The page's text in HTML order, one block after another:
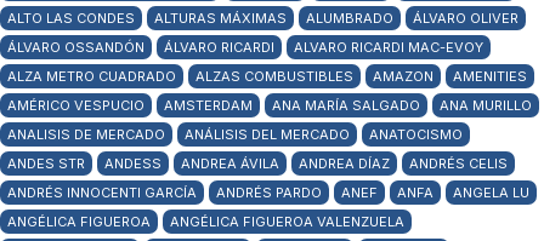
ALTO LAS CONDES
ALTURAS MÁXIMAS ALUMBRADO
ÁLVARO OLIVER
ÁLVARO OSSANDÓN
ÁLVARO RICARDI
ALVARO RICARDI MAC-EVOY
ALZA METRO CUADRADO
ALZAS COMBUSTIBLES AMAZON
AMENITIES
AMÉRICO VESPUCIO
AMSTERDAM ANA MARÍA SALGADO
ANA MURILLO
ANALISIS DE MERCADO
ANÁLISIS DEL MERCADO
ANATOCISMO
ANDES STR
ANDESS ANDREA ÁVILA ANDREA DÍAZ
ANDRÉS CELIS
ANDRÉS INNOCENTI GARCÍA
ANDRÉS PARDO ANEF ANFA
ANGELA LU
ANGÉLICA FIGUEROA
ANGÉLICA FIGUEROA VALENZUELA